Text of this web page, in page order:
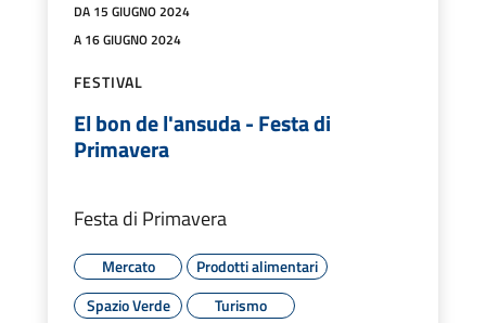
DA 15 GIUGNO 2024
A 16 GIUGNO 2024
FESTIVAL
El bon de l'ansuda - Festa di
Primavera
Festa di Primavera
Mercato
Prodotti alimentari
Spazio Verde
Turismo